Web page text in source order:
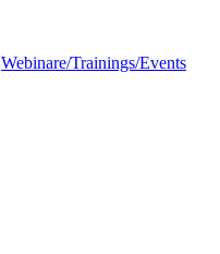
Webinare/Trainings/Events